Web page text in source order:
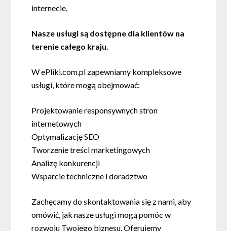
internecie.
Nasze usługi są dostępne dla klientów na
terenie całego kraju.
W ePliki.com.pl zapewniamy kompleksowe
usługi, które mogą obejmować:
Projektowanie responsywnych stron
internetowych
Optymalizację SEO
Tworzenie treści marketingowych
Analizę konkurencji
Wsparcie techniczne i doradztwo
Zachęcamy do skontaktowania się z nami, aby
omówić, jak nasze usługi mogą pomóc w
rozwoju Twojego biznesu. Oferujemy